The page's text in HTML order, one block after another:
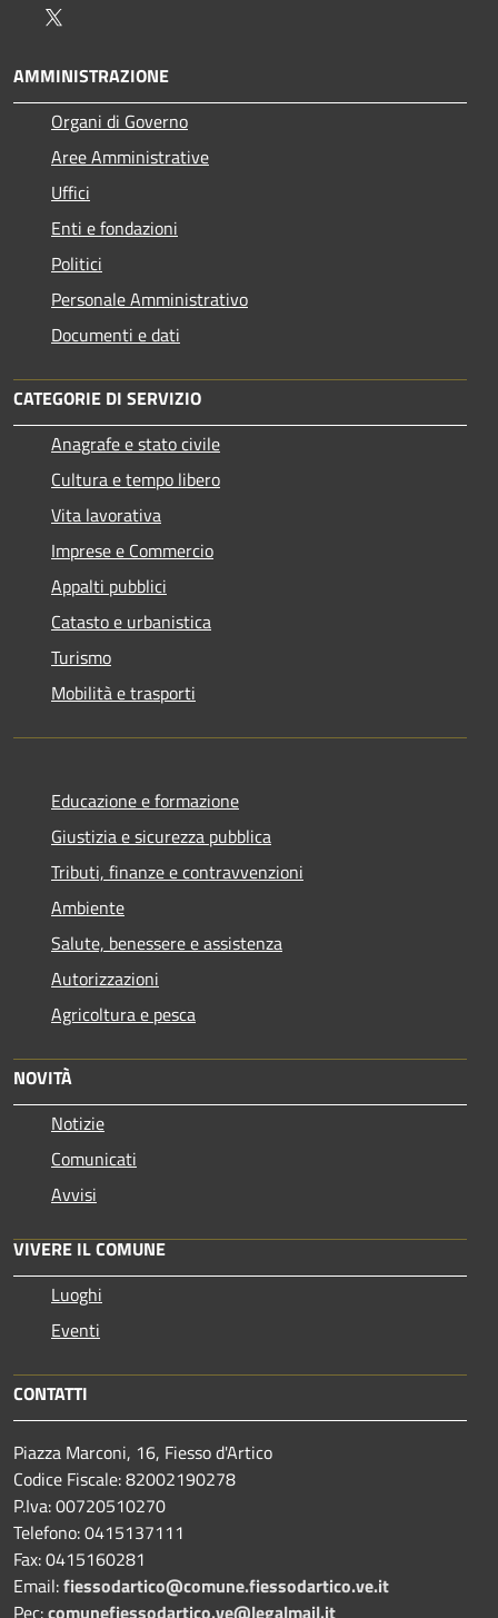
AMMINISTRAZIONE
Organi di Governo
Aree Amministrative
Uffici
Enti e fondazioni
Politici
Personale Amministrativo
Documenti e dati
CATEGORIE DI SERVIZIO
Anagrafe e stato civile
Cultura e tempo libero
Vita lavorativa
Imprese e Commercio
Appalti pubblici
Catasto e urbanistica
Turismo
Mobilità e trasporti
Educazione e formazione
Giustizia e sicurezza pubblica
Tributi, finanze e contravvenzioni
Ambiente
Salute, benessere e assistenza
Autorizzazioni
Agricoltura e pesca
NOVITÀ
Notizie
Comunicati
Avvisi
VIVERE IL COMUNE
Luoghi
Eventi
CONTATTI
Piazza Marconi, 16, Fiesso d'Artico
Codice Fiscale: 82002190278
P.Iva: 00720510270
Telefono:0415137111
Fax:0415160281
Email:fiessodartico@comune.fiessodartico.ve.it
Pec:comunefiessodartico.ve@legalmail.it